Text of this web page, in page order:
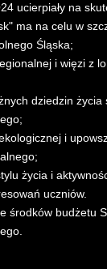
ucierpiały na
ma na celu w
Śląska;
i więzi z
dziedzin życia
i
życia i
uczniów.
środków budżetu